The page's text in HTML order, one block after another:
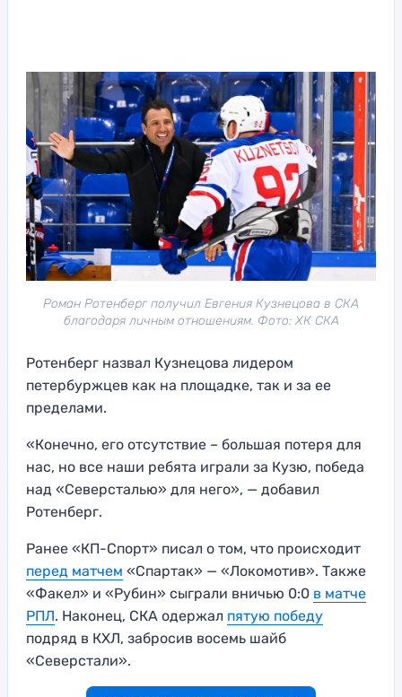
Роман Ротенберг получил Евгения Кузнецова в СКА
благодаря личным отношениям. Фото: ХК СКА
Ротенберг назвал Кузнецова лидером
петербуржцев как на площадке, так и за ее
пределами.
«Конечно, его отсутствие – большая потеря для
нас, но все наши ребята играли за Кузю, победа
над «Северсталью» для него», — добавил
Ротенберг.
Ранее «КП-Спорт» писал о том, что происходит
перед матчем «Спартак» — «Локомотив». Также
«Факел» и «Рубин» сыграли вничью 0:0 в матче
РПЛ. Наконец, СКА одержал пятую победу
подряд в КХЛ, забросив восемь шайб
«Северстали».